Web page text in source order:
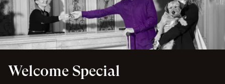
Welcome Special